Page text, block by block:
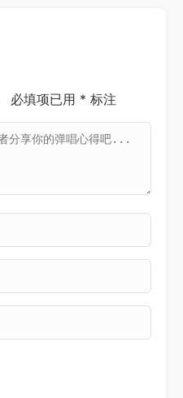
必填项已用 * 标注